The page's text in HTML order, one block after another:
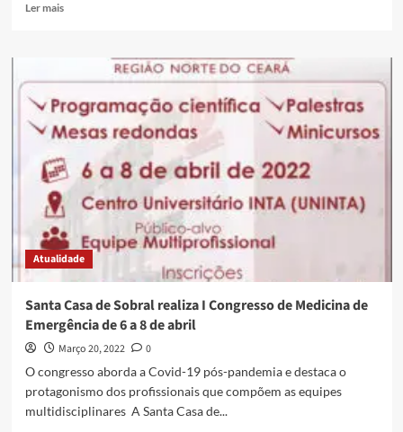
Ler mais
Atualidade
Santa Casa de Sobral realiza I Congresso de Medicina de
Emergência de 6 a 8 de abril
Março 20, 2022
0
O congresso aborda a Covid-19 pós-pandemia e destaca o
protagonismo dos profissionais que compõem as equipes
multidisciplinares A Santa Casa de...